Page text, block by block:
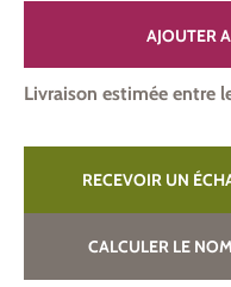
AJOUTER
Livraison estimée entre
RECEVOIR UN
CALCULER LE